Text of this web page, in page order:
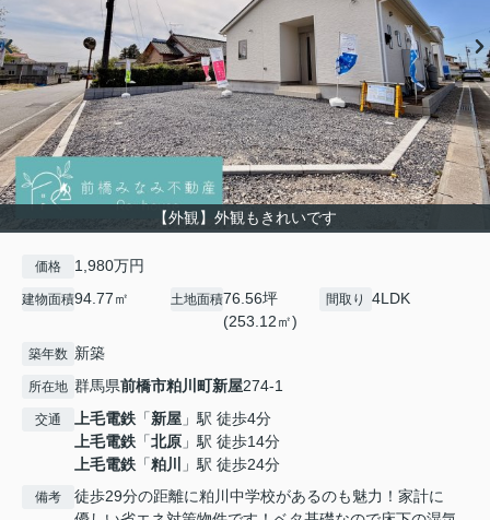
【外観】外観もきれいです
価格 1,980万円
建物面積94.77㎡ 土地面積76.56坪
(253.12㎡)
間取り 4LDK
築年数 新築
所在地 群馬県前橋市粕川町新屋274-1
交通 上毛電鉄 「新屋 」駅 徒歩4分
上毛電鉄 「北原 」駅 徒歩14分
上毛電鉄 「粕川 」駅 徒歩24分
備考
徒歩29分の距離に粕川中学校があるのも魅力！家計に